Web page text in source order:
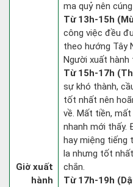
Giờ xuất
hành
ma quỷ nên
Từ 13h-15h
công việc đều
theo hướng Tây
Người xuất hành
Từ 15h-17h
sự khó thành,
tốt nhất nên
về. Mất tiền,
nhanh mới thấy.
hay miệng tiếng
la nhưng tốt
chắn.
Từ 17h-19h